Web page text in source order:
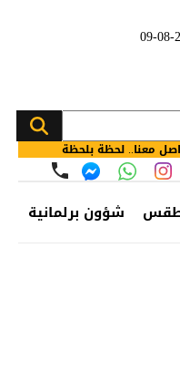
معنا.. لحظة بلحظة
شؤون برلمانية